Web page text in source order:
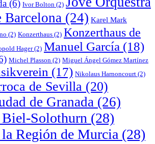
(6) Ivor Bolton (2)
Barcelona (24) Karel Mark
(2) Konzerthaus (2) Konzerthaus de
Hager(2) Manuel García (18)
Michel Plasson (2) Miguel Ángel Gómez Martínez
(17) Nikolaus Harnoncourt (2)
de Sevilla (20)
de Granada (26)
Biel-Solothurn (28)
la Región de Murcia (28)